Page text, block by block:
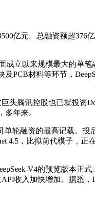
亿元。总融资额超376
立以来规模最大的单笔
PCB材料等环节，
腾讯控股也已就投资
多年来。
融资的最高记载。投
4.5，比拟前代模子，正
V4的预览版本正
收入加快增加。据悉